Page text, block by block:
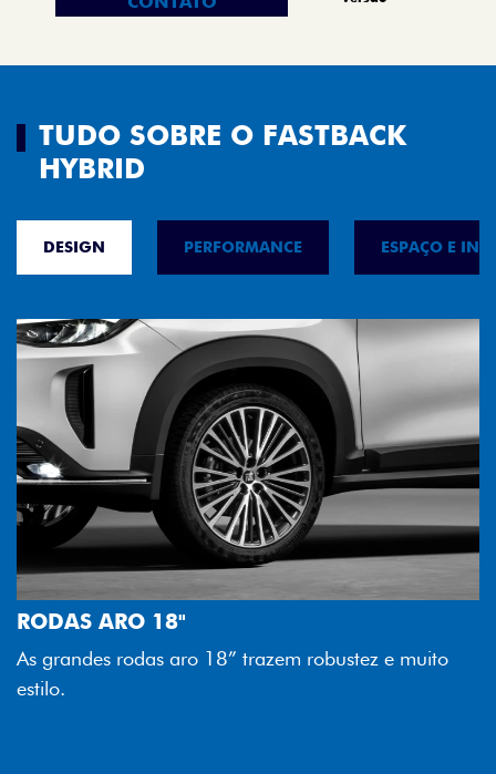
TUDO SOBRE O FASTBACK
HYBRID
DESIGN PERFORMANCE ESPAÇO E
18"
aro 18” trazem robustez e muito
FAROL FULL
Tecnologia dos
economia para